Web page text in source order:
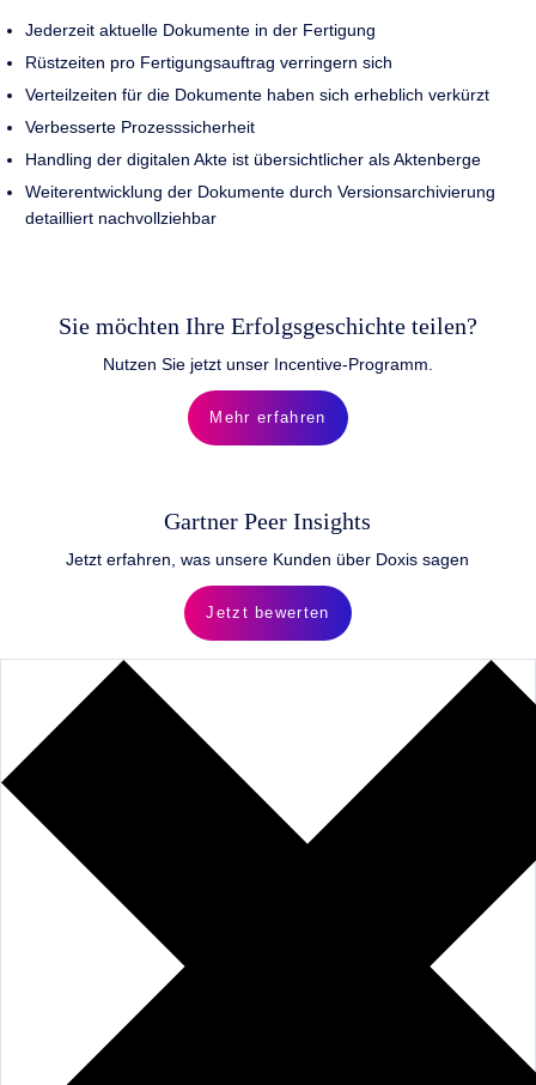
Jederzeit aktuelle Dokumente in der Fertigung
Rüstzeiten pro Fertigungsauftrag verringern sich
Verteilzeiten für die Dokumente haben sich erheblich verkürzt
Verbesserte Prozesssicherheit
Handling der digitalen Akte ist übersichtlicher als Aktenberge
Weiterentwicklung der Dokumente durch Versionsarchivierung
detailliert nachvollziehbar
Sie möchten Ihre Erfolgsgeschichte teilen?
Nutzen Sie jetzt unser Incentive-Programm.
Mehr erfahren
Gartner Peer Insights
Jetzt erfahren, was unsere Kunden über Doxis sagen
Jetzt bewerten